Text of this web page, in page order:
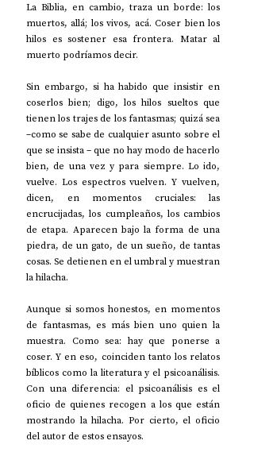
La Biblia, en cambio, traza un borde: los
muertos, allá; los vivos, acá. Coser bien los
hilos es sostener esa frontera. Matar al
muerto podríamos decir.
Sin embargo, si ha habido que insistir en
coserlos bien; digo, los hilos sueltos que
tienen los trajes de los fantasmas; quizá sea
–como se sabe de cualquier asunto sobre el
que se insista – que no hay modo de hacerlo
bien, de una vez y para siempre. Lo ido,
vuelve. Los espectros vuelven. Y vuelven,
dicen, en momentos cruciales: las
encrucijadas, los cumpleaños, los cambios
de etapa. Aparecen bajo la forma de una
piedra, de un gato, de un sueño, de tantas
cosas. Se detienen en el umbral y muestran
la hilacha.
Aunque si somos honestos, en momentos
de fantasmas, es más bien uno quien la
muestra. Como sea: hay que ponerse a
coser. Y en eso, coinciden tanto los relatos
bíblicos como la literatura y el psicoanálisis.
Con una diferencia: el psicoanálisis es el
oficio de quienes recogen a los que están
mostrando la hilacha. Por cierto, el oficio
del autor de estos ensayos.